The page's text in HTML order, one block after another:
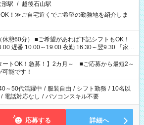
形駅 / 越後石山駅
！≫ご自宅近くでご希望の勤務地を紹介しま
あれば下記シフトもOK！
遅番 10:00～19:00 夜勤 16:30～翌9:30 「家族
たい」 「余裕を持って夕飯の準備がしたい」
はしたくない」 など、ご希望を教えてください
お仕事の勤務時間。 合計で週40時間を超える場
せん。
ートOK！急募！】2カ月～ ■ご応募から最短2～
能です！
～50代活躍中 / 服装自由 / シフト勤務 / 10名以
/ 電話対応なし / パソコンスキル不要
応募する 詳細へ